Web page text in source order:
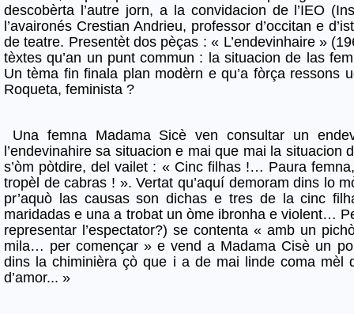
descobèrta l’autre jorn, a la convidacion de l’IEO
l’avaironés Crestian Andrieu, professor d’occitan e
de teatre. Presentèt dos pèças : « L’endevinhaire »
tèxtes qu’an un punt commun : la situacion de las
Un tèma fin finala plan modèrn e qu’a fòrça ressons
Roqueta, feminista ?
Una femna Madama Sicè ven consultar un
l’endevinahire sa situacion e mai que mai la situacion
s’òm pòtdire, del vailet : « Cinc filhas !… Paura
tropèl de cabras ! ». Vertat qu’aquí demoram dins lo
pr’aquò las causas son dichas e tres de la cinc
maridadas e una a trobat un òme ibronha e violent…
representar l’espectator?) se contenta « amb un
mila… per començar » e vend a Madama Cisè un
dins la chiminièra çò que i a de mai linde coma mèl
d’amor... »